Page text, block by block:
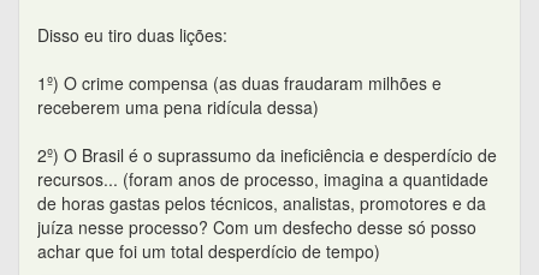
Disso eu tiro duas lições:
1º) O crime compensa (as duas fraudaram milhões e
receberem uma pena ridícula dessa)
2º) O Brasil é o suprassumo da ineficiência e desperdício de
recursos... (foram anos de processo, imagina a quantidade
de horas gastas pelos técnicos, analistas, promotores e da
juíza nesse processo? Com um desfecho desse só posso
achar que foi um total desperdício de tempo)